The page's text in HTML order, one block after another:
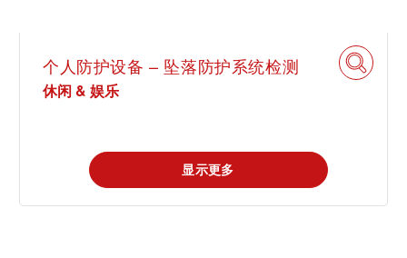
个人防护设备 – 坠落防护系统检测
休闲 & 娱乐
显示更多